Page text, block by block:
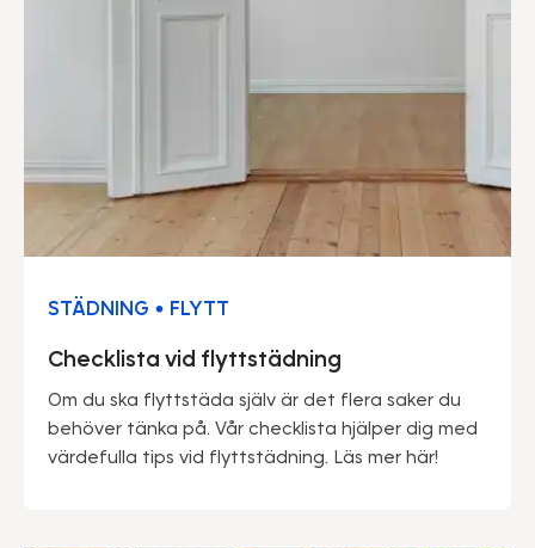
STÄDNING • FLYTT
Checklista vid flyttstädning
Om du ska flyttstäda själv är det flera saker du
behöver tänka på. Vår checklista hjälper dig med
värdefulla tips vid flyttstädning. Läs mer här!